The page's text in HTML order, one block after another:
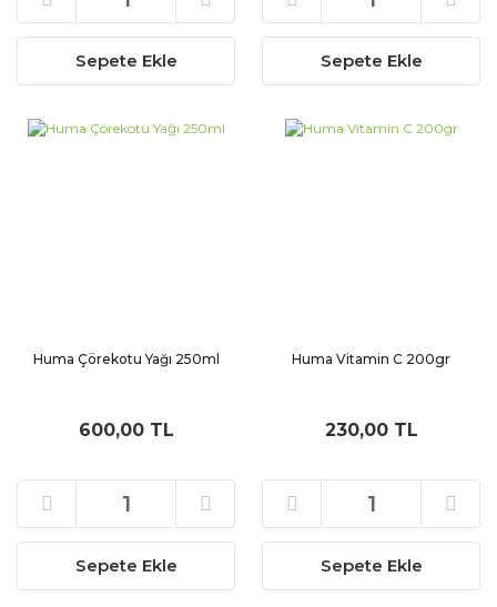
Sepete Ekle Sepete Ekle
Huma Çörekotu Yağı 250ml
600,00 TL
Sepete Ekle
Huma Vitamin C 200gr
230,00 TL
Sepete Ekle